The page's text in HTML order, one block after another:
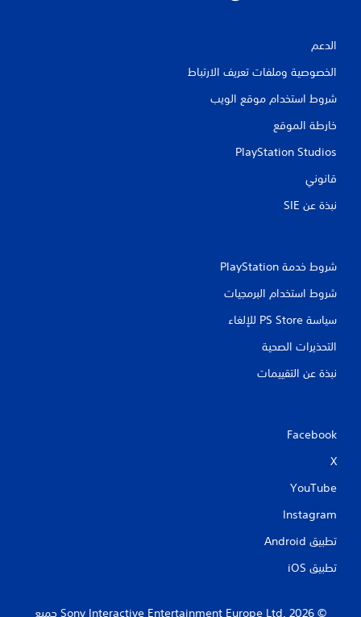
الدعم
الخصوصية وملفات تعريف الارتباط
شروط استخدام موقع الويب
خارطة الموقع
PlayStation Studios
قانوني
نبذة عن SIE‏
شروط خدمة PlayStation‏
شروط استخدام البرمجيات
سياسة PS Store للإلغاء
التحذيرات الصحية
نبذة عن التقييمات
Facebook
X
YouTube
Instagram
تطبيق Android‏
تطبيق iOS‏
‏© 2026 Sony Interactive Entertainment Europe Ltd.‎ جميع